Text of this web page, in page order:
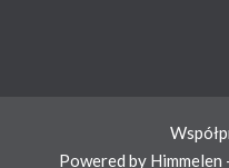
Powered by